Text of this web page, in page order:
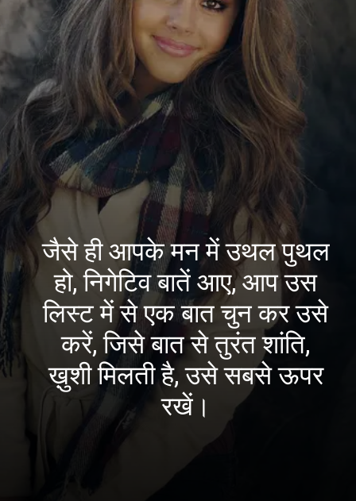
जैसे ही आपके मन में उथल पुथल
हो, निगेटिव बातें आए, आप उस
लिस्ट में से एक बात चुन कर उसे
करें, जिसे बात से तुरंत शांति,
ख़ुशी मिलती है, उसे सबसे ऊपर
रखें।